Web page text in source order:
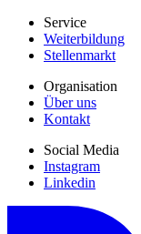
Service
Weiterbildung
Stellenmarkt
Organisation
Über uns
Kontakt
Social Media
Instagram
Linkedin